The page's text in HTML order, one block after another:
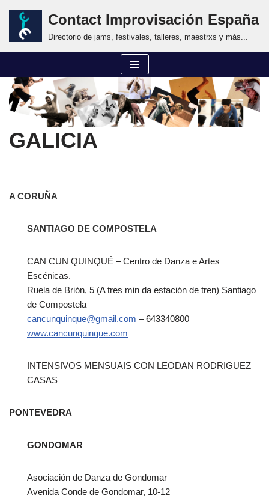
Saltar
Contact Improvisación España
Directorio de jams, festivales, talleres, maestrxs y más...
GALICIA
A CORUÑA
SANTIAGO DE COMPOSTELA
CAN CUN QUINQUÉ – Centro de Danza e Artes
Escénicas.
Ruela de Brión, 5 (A tres min da estación de tren) Santiago
de Compostela
cancunquinque@gmail.com – 643340800
www.cancunquinque.com
INTENSIVOS MENSUAIS CON LEODAN RODRIGUEZ
CASAS
PONTEVEDRA
GONDOMAR
Asociación de Danza de Gondomar
Avenida Conde de Gondomar, 10-12